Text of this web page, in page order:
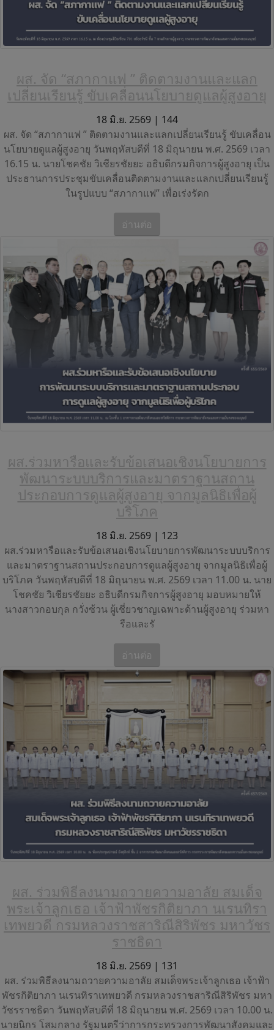
ผส. จัด “สภากาแฟ ” ติดตามงานและแลก
เปลี่ยนเรียนรู้ ขับเคลื่อนนโยบายดูแลผู้สูงอายุ
18 มิ.ย. 2569 | 144
ผส. จัด “สภากาแฟ ” ติดตามงานและแลกเปลี่ยนเรียนรู้ ขับเคลื่อน
นโยบายดูแลผู้สูงอายุ วันพฤหัสบดีที่ 18 มิถุนายน พ.ศ. 2569 เวลา
16.15 น. นายโชคชัย วิเชียรชัยยะ อธิบดีกรมกิจการผู้สูงอายุ เป็น
ประธานการประชุมขับเคลื่อนติดตามงานและแลกเปลี่ยนเรียนรู้
ในรูปแบบ “สภากาแฟ” เพื่อเร่งรัดก
อ่านต่อ
ผส.ร่วมหารือและรับข้อเสนอเชิงนโยบายการ
พัฒนาระบบบริการและมาตราฐานสถาน
ประกอบการดูแลผู้สูงอายุ จากมูลนิธิเพื่อผู้
บริโภค
18 มิ.ย. 2569 | 123
ผส.ร่วมหารือและรับข้อเสนอเชิงนโยบายการพัฒนาระบบบริการ
และมาตราฐานสถานประกอบการดูแลผู้สูงอายุ จากมูลนิธิเพื่อผู้
บริโภค วันพฤหัสบดีที่ 18 มิถุนายน พ.ศ. 2569 เวลา 11.00 น. นาย
โชคชัย วิเชียรชัยยะ อธิบดีกรมกิจการผู้สูงอายุ มอบหมายให้
นางสาวกอบกุล กวั่งซ้วน ผู้เชี่ยวชาญเฉพาะด้านผู้สูงอายุ ร่วมหา
รือและรั
อ่านต่อ
ผส. ร่วมพิธีลงนามถวายความอาลัย สมเด็จ
พระเจ้าลูกเธอ เจ้าฟ้าพัชรกิติยาภา นเรนทิรา
เทพยวดี กรมหลวงราชสาริณีสิริพัชร มหาวัชร
ราชธิดา
18 มิ.ย. 2569 | 131
ผส. ร่วมพิธีลงนามถวายความอาลัย สมเด็จพระเจ้าลูกเธอ เจ้าฟ้า
พัชรกิติยาภา นเรนทิราเทพยวดี กรมหลวงราชสาริณีสิริพัชร มหา
วัชรราชธิดา วันพฤหัสบดีที่ 18 มิถุนายน พ.ศ. 2569 เวลา 10.00 น.
นายนิกร โสมกลาง รัฐมนตรีว่าการกระทรวงการพัฒนาสังคมและ